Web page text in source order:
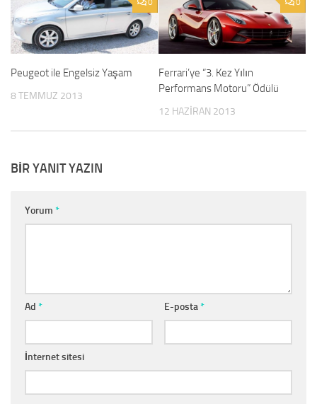
0
Peugeot ile Engelsiz Yaşam
8 TEMMUZ 2013
0
Ferrari’ye “3. Kez Yılın
Performans Motoru” Ödülü
12 HAZIRAN 2013
BIR YANIT YAZIN
Yorum *
Ad * E-posta*
İnternet sitesi